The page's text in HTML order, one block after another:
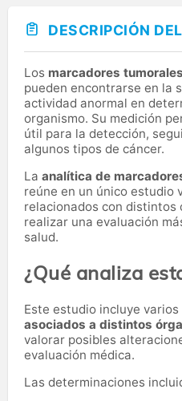
DESCRIPCIÓN
Los marcadores tumorales
pueden encontrarse en la
actividad anormal en
organismo. Su medición
útil para la detección,
algunos tipos de cáncer.
La analítica de
reúne en un único estudio
relacionados con distintos
realizar una evaluación
salud.
¿Qué analiza
Este estudio incluye varios
asociados a distintos
valorar posibles
evaluación médica.
Las determinaciones